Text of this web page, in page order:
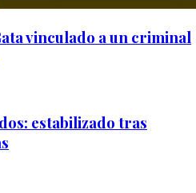
vinculado a un criminal
estabilizado tras